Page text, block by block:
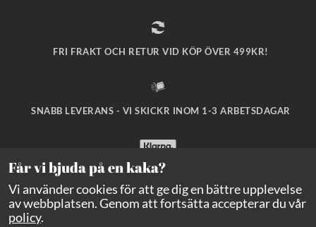
FRI FRAKT OCH RETUR VID KÖP ÖVER 499KR!
SNABB LEVERANS - VI SKICKR INOM 1-3 ARBETSDAGAR
SÄKRA BETALNINGAR MED KLARNA CHECKOUT!
Får vi bjuda på en kaka?
Vi använder cookies för att ge dig en bättre upplevelse
av webbplatsen. Genom att fortsätta accepterar du vår
policy.